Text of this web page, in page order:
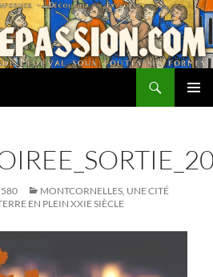
MONTCORNELLES, UNE CITÉ
EN PLEIN XXIE SIÈCLE